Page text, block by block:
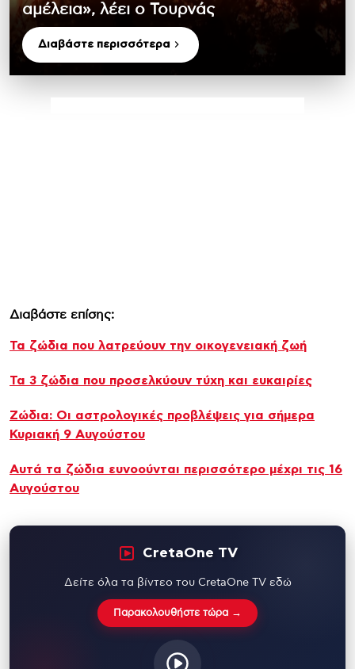
αμέλεια», λέει ο Τουρνάς
Διαβάστε περισσότερα
Διαβάστε επίσης:
Τα ζώδια που λατρεύουν την οικογενειακή ζωή
Τα 3 ζώδια που προσελκύουν τύχη και ευκαιρίες
Ζώδια: Οι αστρολογικές προβλέψεις για σήμερα
Κυριακή 9 Αυγούστου
Aυτά τα ζώδια ευνοούνται περισσότερο μέχρι τις 16
Αυγούστου
CretaOne TV
Δείτε όλα τα βίντεο του CretaOne TV εδώ
Παρακολουθήστε τώρα →